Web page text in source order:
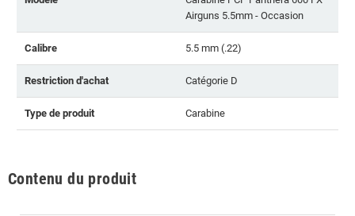
Airguns 5.5mm - Occasion
Calibre 5.5 mm (.22)
Restriction d'achat Catégorie D
Type de produit Carabine
Contenu du produit